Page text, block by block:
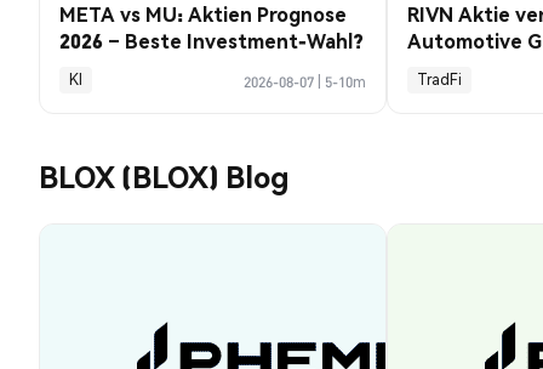
META vs MU: Aktien Prognose
2026 – Beste Investment-Wahl?
KI 2026-08-07 5-10m
RIVN Aktie
Automotive
TradFi
BLOX (BLOX) Blog